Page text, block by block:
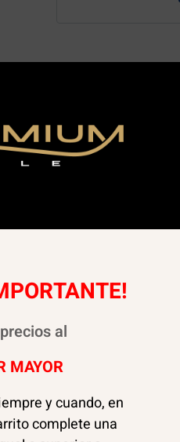
al
MAYOR
y cuando, en
complete una